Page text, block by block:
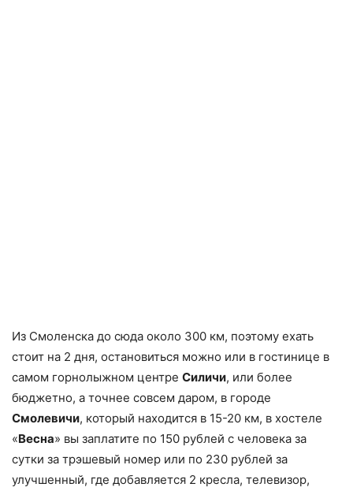
Из Смоленска до сюда около 300 км, поэтому ехать
стоит на 2 дня, остановиться можно или в гостинице в
самом горнолыжном центре Силичи, или более
бюджетно, а точнее совсем даром, в городе
Смолевичи, который находится в 15-20 км, в хостеле
«Весна» вы заплатите по 150 рублей с человека за
сутки за трэшевый номер или по 230 рублей за
улучшенный, где добавляется 2 кресла, телевизор,